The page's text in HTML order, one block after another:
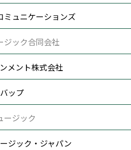
ミュニケーションズ
ジック合同会社
メント株式会社
ップ
ージック
ジック・ジャパン